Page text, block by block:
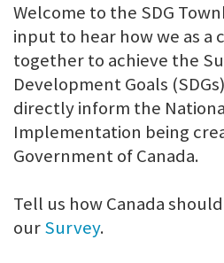
Welcome to the SDG
input to hear how we as a
together to achieve the
Development Goals
directly inform the
Implementation being
Government of Canada.
Tell us how Canada
ourSurvey.